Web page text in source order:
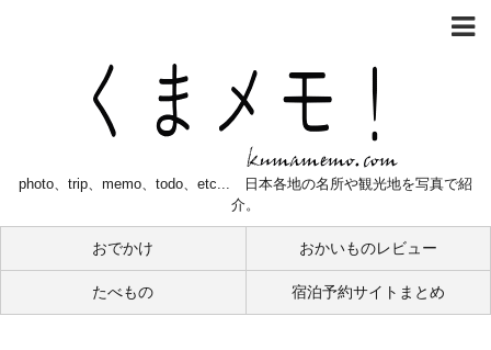
photo、trip、memo、todo、etc... 日本各地の名所や観光地を写真で紹
介。
おでかけ おかいものレビュー
たべもの 宿泊予約サイトまとめ